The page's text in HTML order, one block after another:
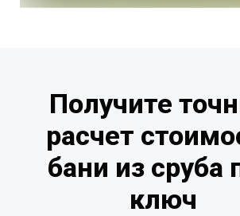
Получите
расчет
бани из сруба
ключ